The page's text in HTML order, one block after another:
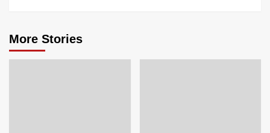
More Stories